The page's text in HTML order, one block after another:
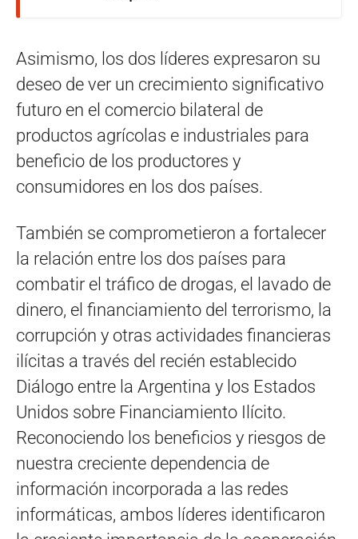
Asimismo, los dos líderes expresaron su
deseo de ver un crecimiento significativo
futuro en el comercio bilateral de
productos agrícolas e industriales para
beneficio de los productores y
consumidores en los dos países.
También se comprometieron a fortalecer
la relación entre los dos países para
combatir el tráfico de drogas, el lavado de
dinero, el financiamiento del terrorismo, la
corrupción y otras actividades financieras
ilícitas a través del recién establecido
Diálogo entre la Argentina y los Estados
Unidos sobre Financiamiento Ilícito.
Reconociendo los beneficios y riesgos de
nuestra creciente dependencia de
información incorporada a las redes
informáticas, ambos líderes identificaron